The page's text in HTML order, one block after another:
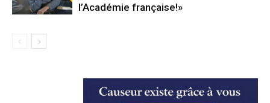
l’Académie française!»